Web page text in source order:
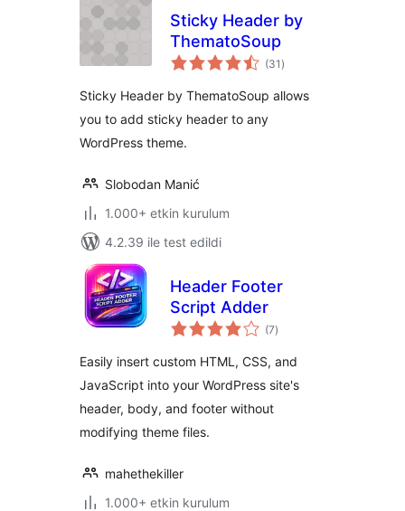
Sticky Header by
ThematoSoup
(31 toplam
puan
)
Sticky Header by ThematoSoup allows
you to add sticky header to any
WordPress theme.
Slobodan Manić
1.000+ etkin kurulum
4.2.39 ile test edildi
Header Footer
Script Adder
(7toplam
puan
)
Easily insert custom HTML, CSS, and
JavaScript into your WordPress site's
header, body, and footer without
modifying theme files.
mahethekiller
1.000+ etkin kurulum